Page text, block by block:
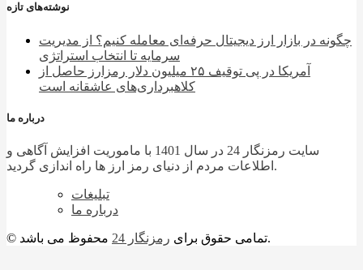
نوشته‌های تازه
چگونه در بازار ارز دیجیتال حرفه‌ای معامله کنیم؟ از مدیریت
سرمایه تا انتخاب استراتژی
آمریکا در پی توقیف ۲۵ میلیون دلار رمزارز حاصل از
کلاهبرداری‌های عاشقانه است
درباره ما
سایت رمزنگار 24 در سال 1401 با ماموریت افزایش آگاهی و
اطلاعات مردم از دنیای رمز ارز ها راه اندازی گردید.
تبلیغات
درباره ما
© تمامی حقوق برای رمزنگار 24 محفوظ می باشد.